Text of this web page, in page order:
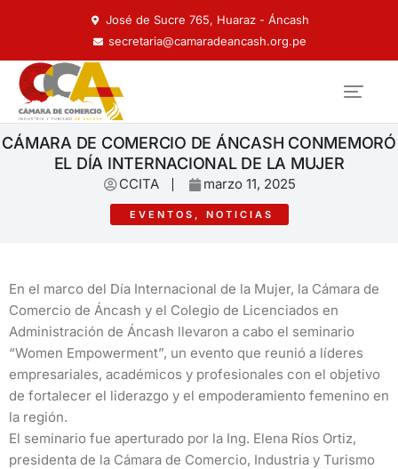
José de Sucre 765, Huaraz - Áncash
secretaria@camaradeancash.org.pe
CÁMARA DE COMERCIO DE ÁNCASH CONMEMORÓ
EL DÍA INTERNACIONAL DE LA MUJER
CCITA marzo 11, 2025
EVENTOS , NOTICIAS
En el marco del Día Internacional de la Mujer, la Cámara de
Comercio de Áncash y el Colegio de Licenciados en
Administración de Áncash llevaron a cabo el seminario
“Women Empowerment”, un evento que reunió a líderes
empresariales, académicos y profesionales con el objetivo
de fortalecer el liderazgo y el empoderamiento femenino en
la región.
El seminario fue aperturado por la Ing. Elena Ríos Ortiz,
presidenta de la Cámara de Comercio, Industria y Turismo